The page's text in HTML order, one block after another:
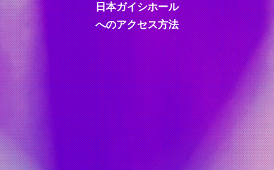
日本ガイシホール
へのアクセス方法